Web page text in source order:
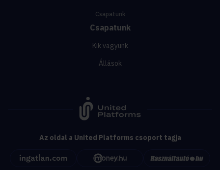
Csapatunk
Csapatunk
Kik vagyunk
Állások
Az oldal a United Platforms csoport tagja